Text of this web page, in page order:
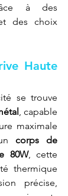
à des
des choix
Haute
se trouve
, capable
maximale
corps de
80W, cette
thermique
précise,